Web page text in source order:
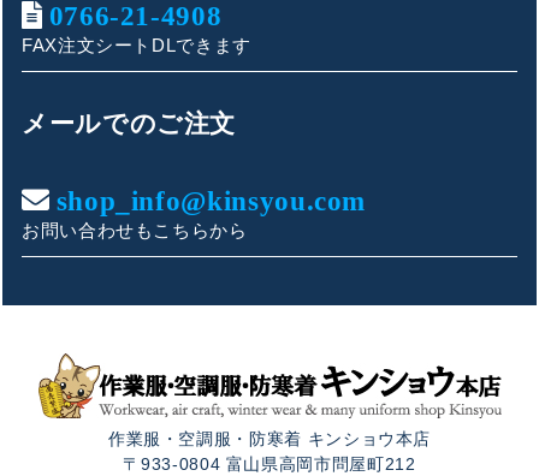
キンショウお問い合わせサポート
こんにちは！
お買い物やお問い合わせ相談のサポートをさせていただい
ご質問内容をお選びください。
🦺 購入前によくあるご質問
🛒 購入後によくあるご質問
0766-21-4908
FAX注文シートDLできます
メールでのご注文
shop_info@kinsyou.com
お問い合わせもこちらから
作業服・空調服・防寒着 キンショウ本店
〒933-0804 富山県高岡市問屋町212